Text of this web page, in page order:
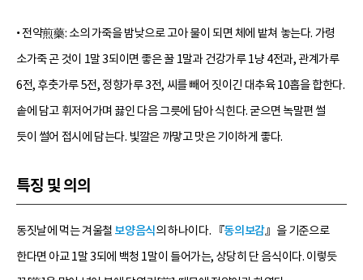
• 전약煎藥: 소의 가죽을 밤낮으로 고아 물이 되면 체에 밭쳐 놓는다. 가령
소가죽 곤 것이 1말 3되이면 좋은 꿀 1말과 건강가루 1냥 4전과, 관계가루
6전, 후춧가루 5전, 정향가루 3전, 씨를 빼어 짓이긴 대추육 10홉을 합한다.
솥에 담고 휘저어가며 끓인 다음 그릇에 담아 식힌다. 굳으면 녹말편 썰
듯이 썰어 접시에 담는다. 빛깔은 까맣고 맛은 기이하게 좋다.
특징 및 의의
동짓날에 먹는 겨울철 보양음식의 하나이다. 『동의보감』을 기준으로
한다면 아교 1말 3되에 백청 1말이 들어가는, 상당히 단 음식이다. 이렇듯